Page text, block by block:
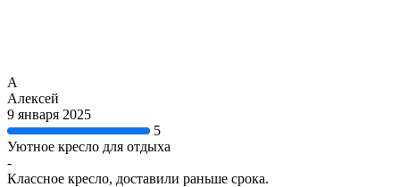
А
Алексей
9 января 2025
5
Уютное кресло для отдыха
-
Классное кресло, доставили раньше срока.